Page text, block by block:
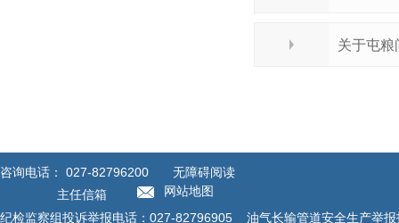
关于屯粮
咨询电话： 027-82796200
无障碍阅读
主任信箱
网站地图
纪检监察组投诉举报电话：027-82796905 油气长输管道安全生产举